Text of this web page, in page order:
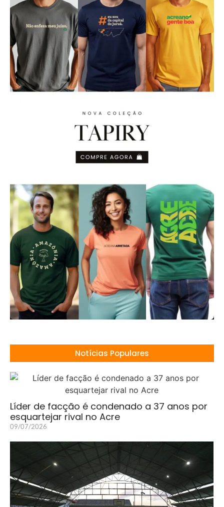
Notícias Populares
Líder de facção é condenado a 37 anos por
esquartejar rival no Acre
09/07/2026